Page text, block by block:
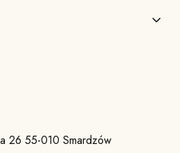
26 55-010 Smardzów